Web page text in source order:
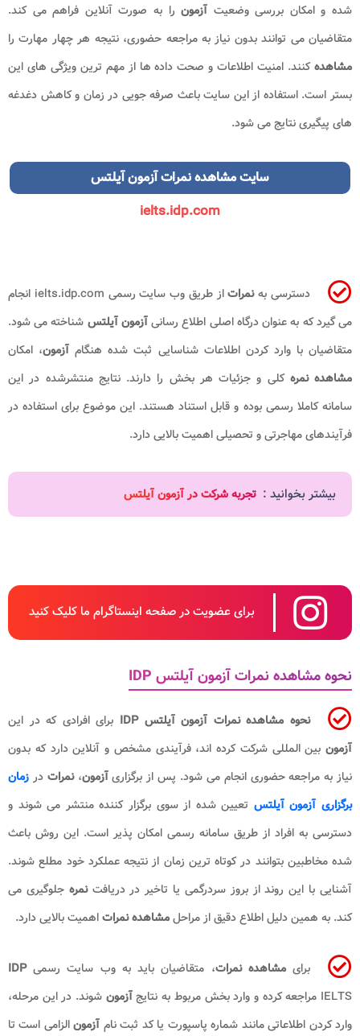
شده و امکان بررسی وضعیت آزمون را به صورت آنلاین فراهم می کند.
متقاضیان می توانند بدون نیاز به مراجعه حضوری، نتیجه هر چهار مهارت را
مشاهدهکنند. امنیت اطلاعات و صحت داده ها از مهم ترین ویژگی های این
بستر است. استفاده از این سایت باعث صرفه جویی در زمان و کاهش دغدغه
های پیگیری نتایج می شود.
سایت مشاهده نمرات آزمون آیلتس
ielts.idp.com
دسترسی بهنمرات
از طریق وب سایت رسمی ielts.idp.com انجام
می گیرد که به عنوان درگاه اصلی اطلاع رسانیآزمون آیلتس شناخته می شود.
متقاضیان با وارد کردن اطلاعات شناسایی ثبت شده هنگام آزمون، امکان
مشاهده نمرهکلی و جزئیات هر بخش را دارند. نتایج منتشرشده در این
سامانه کاملا رسمی بوده و قابل استناد هستند. این موضوع برای استفاده در
فرآیندهای مهاجرتی و تحصیلی اهمیت بالایی دارد.
بیشتر بخوانید : تجربه شرکت در آزمون آیلتس
برای عضویت در صفحه اینستاگرام ما کلیک کنید
نحوه مشاهده نمرات آزمون آیلتس IDP
نحوه مشاهده نمرات آزمون آیلتس IDP
برای افرادی که در این
آزمون بین المللی شرکت کرده اند، فرآیندی مشخص و آنلاین دارد که بدون
نیاز به مراجعه حضوری انجام می شود. پس از برگزاریآزمون،نمراتدر زمان
برگزاری آزمون آیلتس تعیین شده از سوی برگزار کننده منتشر می شوند و
دسترسی به افراد از طریق سامانه رسمی امکان پذیر است. این روش باعث
شده مخاطبین بتوانند در کوتاه ترین زمان از نتیجه عملکرد خود مطلع شوند.
آشنایی با این روند از بروز سردرگمی یا تاخیر در دریافتنمرهجلوگیری می
کند. به همین دلیل اطلاع دقیق از مراحلمشاهده نمراتاهمیت بالایی دارد.
برایمشاهده نمرات، متقاضیان باید به وب سایت رسمیIDP
IELTS مراجعه کرده و وارد بخش مربوط به نتایج
آزمون شوند. در این مرحله،
وارد کردن اطلاعاتی مانند شماره پاسپورت یا کد ثبت نام آزمونالزامی است تا